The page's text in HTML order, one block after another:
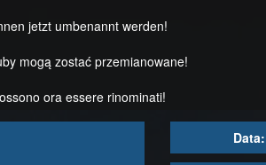
jetzt umbenannt werden!
mogą zostać przemianowane!
ora essere rinominati!
Data: